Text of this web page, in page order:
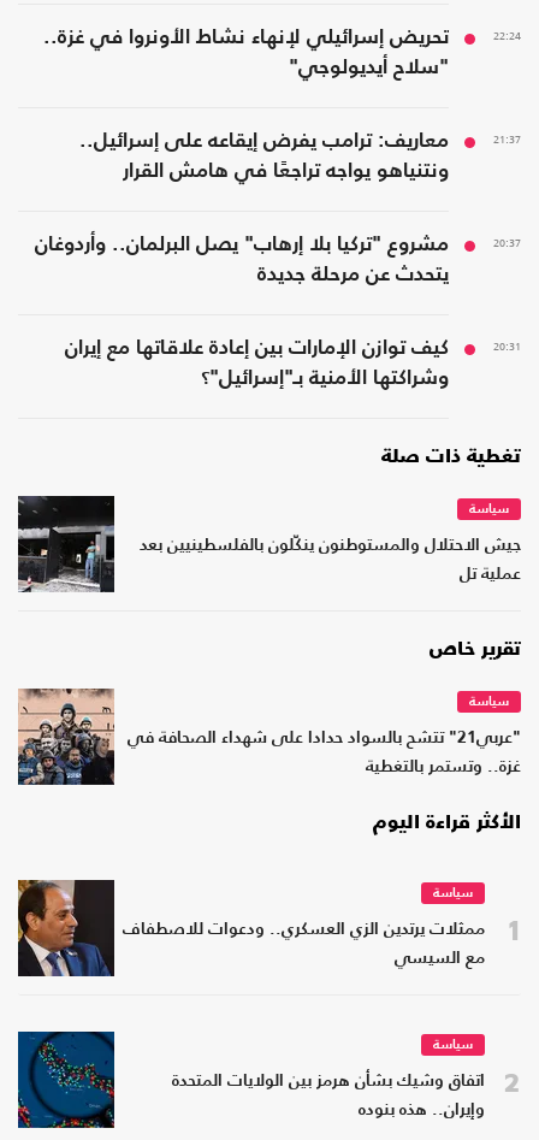
22:24
تحريض إسرائيلي لإنهاء نشاط الأونروا في غزة..
"سلاح أيديولوجي"
21:37
معاريف: ترامب يفرض إيقاعه على إسرائيل..
ونتنياهو يواجه تراجعًا في هامش القرار
20:37
مشروع "تركيا بلا إرهاب" يصل البرلمان.. وأردوغان
يتحدث عن مرحلة جديدة
20:31
كيف توازن الإمارات بين إعادة علاقاتها مع إيران
وشراكتها الأمنية بـ"إسرائيل"؟
تغطية ذات صلة
سياسة
جيش الاحتلال والمستوطنون ينكّلون بالفلسطينيين بعد
عملية تل
تقرير خاص
سياسة
"عربي21" تتشح بالسواد حدادا على شهداء الصحافة في
غزة.. وتستمر بالتغطية
الأكثر قراءة اليوم
1
سياسة
ممثلات يرتدين الزي العسكري.. ودعوات للاصطفاف
مع السيسي
2
سياسة
اتفاق وشيك بشأن هرمز بين الولايات المتحدة
وإيران.. هذه بنوده